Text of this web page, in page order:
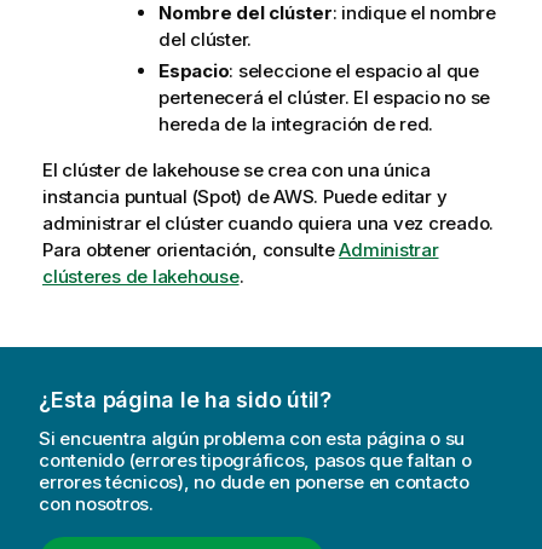
Nombre del clúster: indique el nombre
del clúster.
Espacio: seleccione el espacio al que
pertenecerá el clúster. El espacio no se
hereda de la integración de red.
El clúster de lakehouse se crea con una única
instancia puntual (Spot) de AWS. Puede editar y
administrar el clúster cuando quiera una vez creado.
Para obtener orientación, consulteAdministrar
clústeres de lakehouse.
¿Esta página le ha sido útil?
Si encuentra algún problema con esta página o su
contenido (errores tipográficos, pasos que faltan o
errores técnicos), no dude en ponerse en contacto
con nosotros.